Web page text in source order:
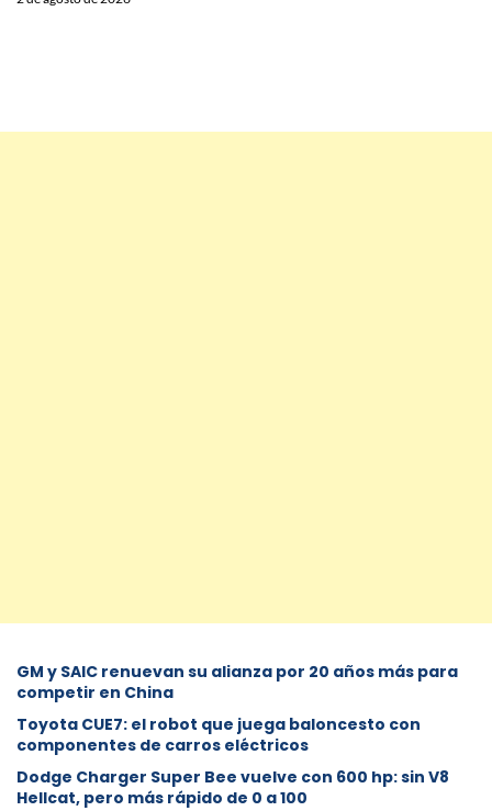
GM y SAIC renuevan su alianza por 20 años más para
competir en China
Toyota CUE7: el robot que juega baloncesto con
componentes de carros eléctricos
Dodge Charger Super Bee vuelve con 600 hp: sin V8
Hellcat, pero más rápido de 0 a 100